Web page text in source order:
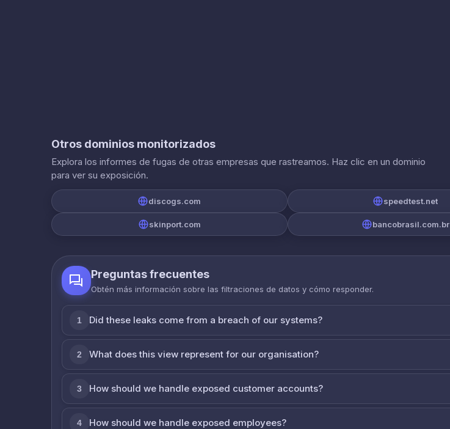
Otros dominios monitorizados
Explora los informes de fugas de otras empresas que rastreamos. Haz clic en un dominio
para ver su exposición.
discogs.com speedtest.net
skinport.com bancobrasil.com.br
Preguntas frecuentes
Obtén más información sobre las filtraciones de datos y cómo responder.
1 Did these leaks come from a breach of our systems?
2 What does this view represent for our organisation?
3 How should we handle exposed customer accounts?
4 How should we handle exposed employees?